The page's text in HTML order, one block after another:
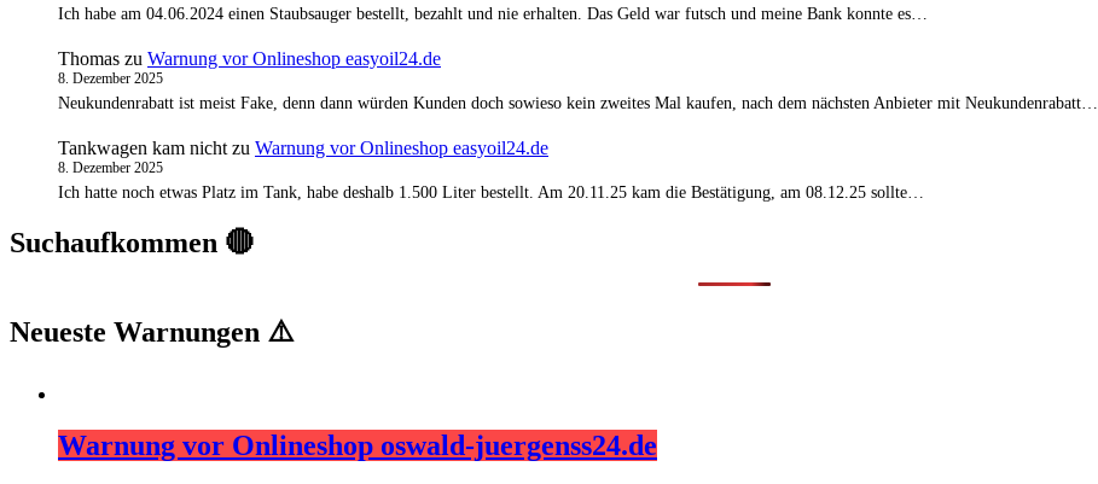
Ich habe am 04.06.2024 einen Staubsauger bestellt, bezahlt und nie erhalten. Das Geld war futsch und meine Bank konnte es…
Thomas zu Warnung vor Onlineshop easyoil24.de
8. Dezember 2025
Neukundenrabatt ist meist Fake, denn dann würden Kunden doch sowieso kein zweites Mal kaufen, nach dem nächsten Anbieter mit Neukundenrabatt…
Tankwagen kam nicht zu Warnung vor Onlineshop easyoil24.de
8. Dezember 2025
Ich hatte noch etwas Platz im Tank, habe deshalb 1.500 Liter bestellt. Am 20.11.25 kam die Bestätigung, am 08.12.25 sollte…
Suchaufkommen 🔴
Neueste Warnungen ⚠️
Warnung vor Onlineshop oswald-juergenss24.de